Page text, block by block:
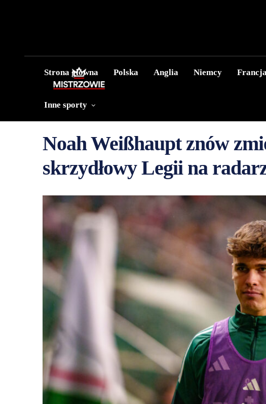
Strona główna Polska Anglia Niemcy
Inne sporty
Noah Weißhaupt znów
skrzydłowy Legii na